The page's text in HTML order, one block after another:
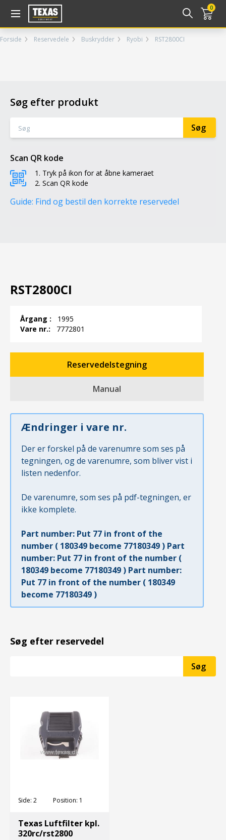
0
Forside Reservedele Buskrydder Ryobi RST2800CI
Søg efter produkt
Scan QR kode
Tryk på ikon for at åbne kameraet
Scan QR kode
Guide: Find og bestil den korrekte reservedel
RST2800CI
Årgang :
1995
Vare nr.:
7772801
Reservedelstegning
Manual
Ændringer i vare nr.
Der er forskel på de varenumre som ses på
tegningen, og de varenumre, som bliver vist i
listen nedenfor.
De varenumre, som ses på pdf-tegningen, er
ikke komplete.
Part number: Put 77 in front of the
number ( 180349 become 77180349 ) Part
number: Put 77 in front of the number (
180349 become 77180349 ) Part number:
Put 77 in front of the number ( 180349
become 77180349 )
Søg efter reservedel
Side: 2 Position: 1
Texas Luftfilter kpl.
320rc/rst2800